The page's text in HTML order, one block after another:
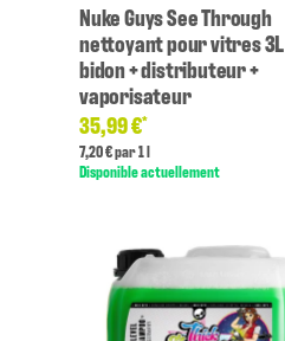
Nuke Guys See Through
nettoyant pour vitres 3L
bidon + distributeur +
vaporisateur
35,99 €*
7,20 € par 1 l
Disponible actuellement